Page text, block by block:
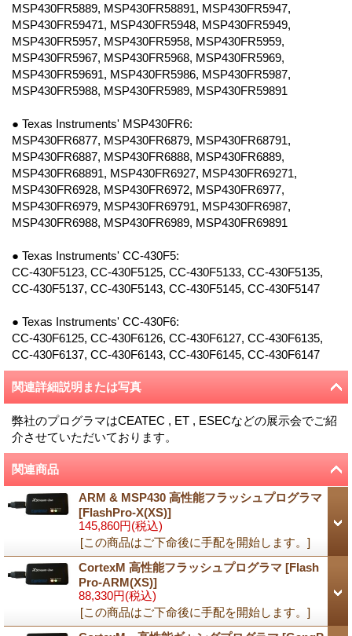
MSP430FR5889, MSP430FR58891, MSP430FR5947,
MSP430FR59471, MSP430FR5948, MSP430FR5949,
MSP430FR5957, MSP430FR5958, MSP430FR5959,
MSP430FR5967, MSP430FR5968, MSP430FR5969,
MSP430FR59691, MSP430FR5986, MSP430FR5987,
MSP430FR5988, MSP430FR5989, MSP430FR59891
● Texas Instruments' MSP430FR6:
MSP430FR6877, MSP430FR6879, MSP430FR68791,
MSP430FR6887, MSP430FR6888, MSP430FR6889,
MSP430FR68891, MSP430FR6927, MSP430FR69271,
MSP430FR6928, MSP430FR6972, MSP430FR6977,
MSP430FR6979, MSP430FR69791, MSP430FR6987,
MSP430FR6988, MSP430FR6989, MSP430FR69891
● Texas Instruments' CC-430F5:
CC-430F5123, CC-430F5125, CC-430F5133, CC-430F5135,
CC-430F5137, CC-430F5143, CC-430F5145, CC-430F5147
● Texas Instruments' CC-430F6:
CC-430F6125, CC-430F6126, CC-430F6127, CC-430F6135,
CC-430F6137, CC-430F6143, CC-430F6145, CC-430F6147
関連詳細説明または写真
弊社のプログラマはCEATEC , ET , ESECなどの展示会でご紹
介させていただいております。
関連商品
ARM & MSP430 高性能フラッシュプログラマ
[FlashPro-X(XS)]
145,860円(税込)
[この商品はご下命後に手配を開始します。]
CortexM 高性能フラッシュプログラマ [Flash
Pro-ARM(XS)]
88,330円(税込)
[この商品はご下命後に手配を開始します。]